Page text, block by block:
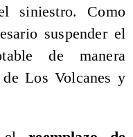
siniestro. Como
suspender el
de manera
de Los Volcanes y